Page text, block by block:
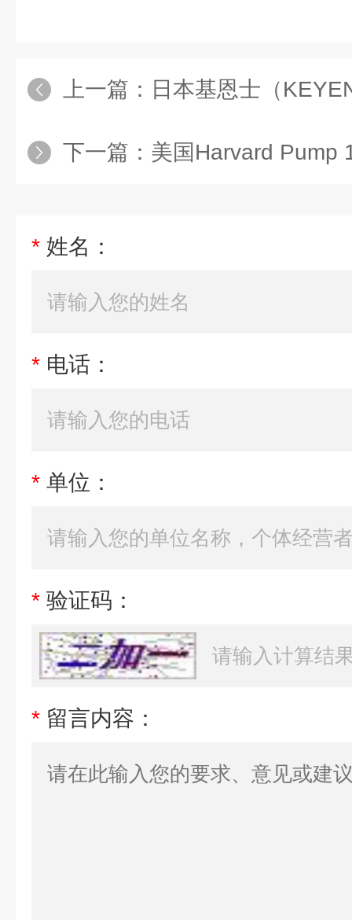
上一篇： 日本基恩士（
下一篇： 美国Harvard Pump 11
* 姓名：
* 电话：
* 单位：
* 验证码：
* 留言内容：